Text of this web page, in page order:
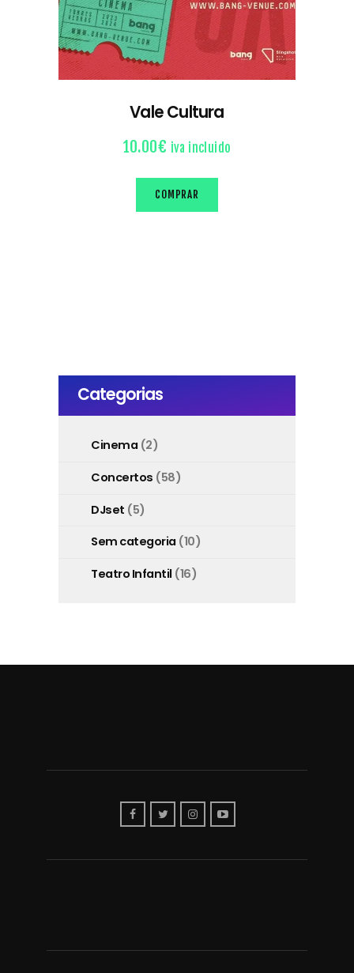
Vale Cultura
10.00€ iva incluido
COMPRAR
Categorias
Cinema (2)
Concertos (58)
DJset (5)
Sem categoria (10)
Teatro Infantil (16)